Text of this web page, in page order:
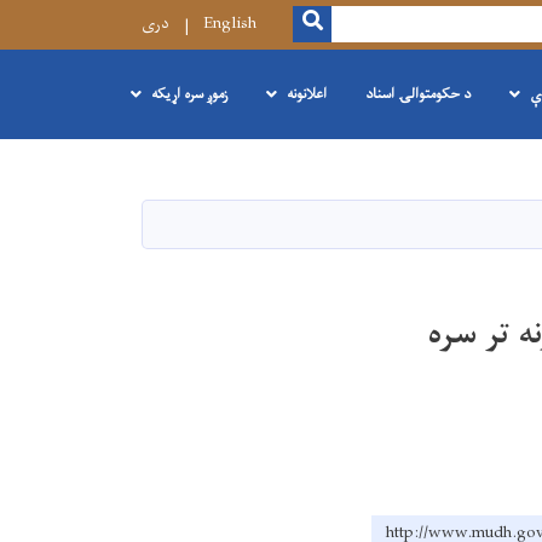
SEARCH
English دری
د حکومتوالۍ اسناد اعلانونه زموږ سره اړیکه
تر سره
http://